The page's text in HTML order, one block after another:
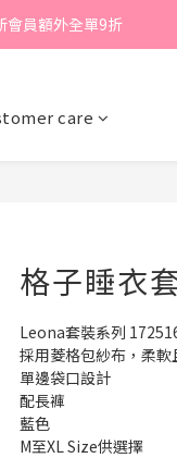
2件折❤️
會員額外全單9折
care
格子睡衣
Leona套裝系列
採用菱格包紗布，柔
單邊袋口設計
配長褲
藍色
M至XL Size供選擇